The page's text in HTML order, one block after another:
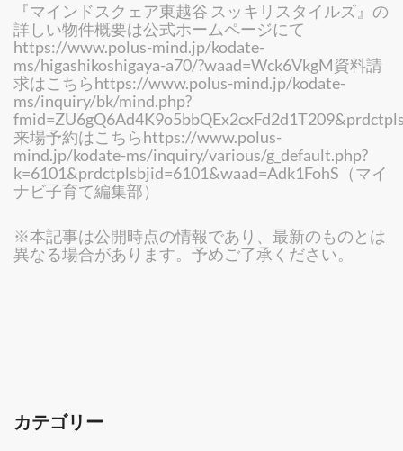
『マインドスクェア東越谷 スッキリスタイルズ』の
詳しい物件概要は公式ホームページにて
https://www.polus-mind.jp/kodate-
ms/higashikoshigaya-a70/?waad=Wck6VkgM資料請
求はこちらhttps://www.polus-mind.jp/kodate-
ms/inquiry/bk/mind.php?
来場予約はこちらhttps://www.polus-
mind.jp/kodate-ms/inquiry/various/g_default.php?
k=6101&prdctplsbjid=6101&waad=Adk1FohS（マイ
ナビ子育て編集部）
※本記事は公開時点の情報であり、最新のものとは
異なる場合があります。予めご了承ください。
カテゴリー